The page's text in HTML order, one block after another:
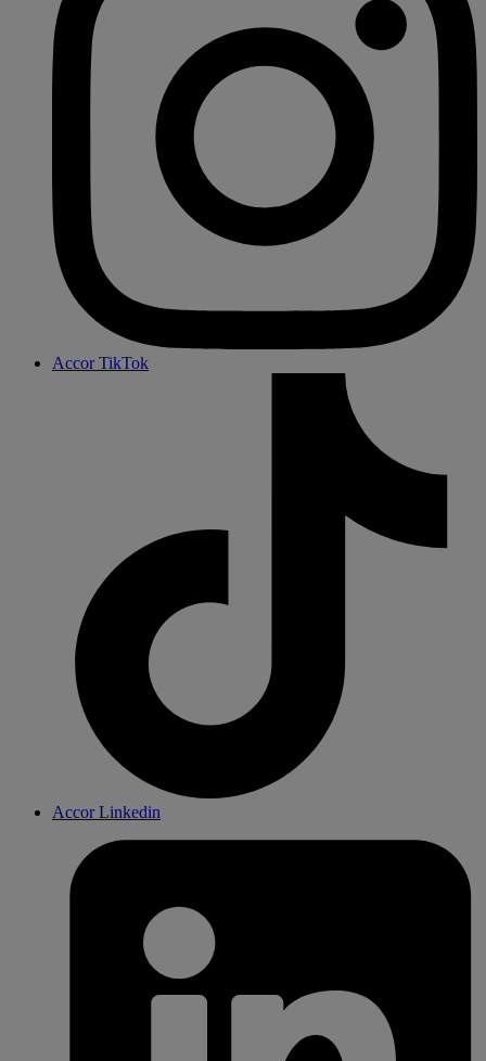
Accor TikTok
Accor Linkedin